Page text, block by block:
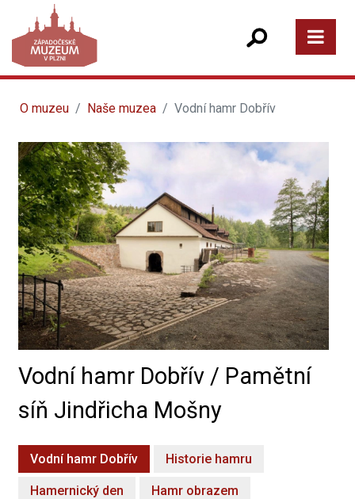
O muzeu Naše muzea Vodní hamr Dobřív
Vodní hamr Dobřív / Pamětní
síň Jindřicha Mošny
Vodní hamr Dobřív Historie hamru
Hamernický den Hamr obrazem